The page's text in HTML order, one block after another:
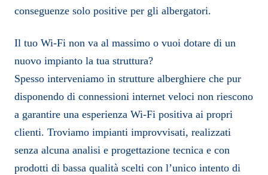
conseguenze solo positive per gli albergatori.
Il tuo Wi-Fi non va al massimo o vuoi dotare di un
nuovo impianto la tua struttura?
Spesso interveniamo in strutture alberghiere che pur
disponendo di connessioni internet veloci non riescono
a garantire una esperienza Wi-Fi positiva ai propri
clienti. Troviamo impianti improvvisati, realizzati
senza alcuna analisi e progettazione tecnica e con
prodotti di bassa qualità scelti con l’unico intento di